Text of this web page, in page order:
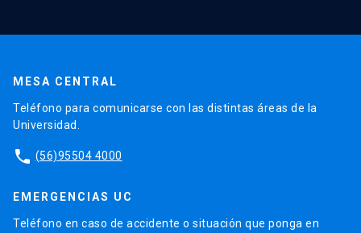
MESA CENTRAL
Teléfono para comunicarse con las distintas áreas de la
Universidad.
phone (56)95504 4000
EMERGENCIAS UC
Teléfono en caso de accidente o situación que ponga en